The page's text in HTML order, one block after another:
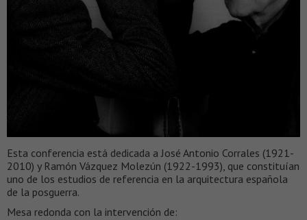
Esta conferencia está dedicada a José Antonio Corrales (1921-
2010) y Ramón Vázquez Molezún (1922-1993), que constituían
uno de los estudios de referencia en la arquitectura española
de la posguerra.
Mesa redonda con la intervención de: